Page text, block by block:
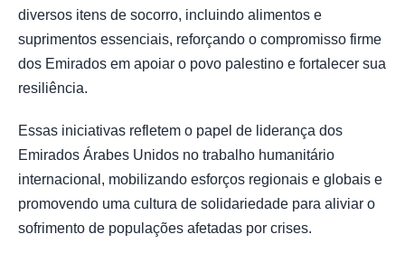
diversos itens de socorro, incluindo alimentos e
suprimentos essenciais, reforçando o compromisso firme
dos Emirados em apoiar o povo palestino e fortalecer sua
resiliência.
Essas iniciativas refletem o papel de liderança dos
Emirados Árabes Unidos no trabalho humanitário
internacional, mobilizando esforços regionais e globais e
promovendo uma cultura de solidariedade para aliviar o
sofrimento de populações afetadas por crises.